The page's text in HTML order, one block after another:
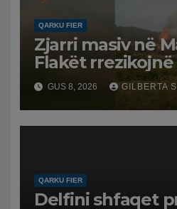
QARKU FIER
Zjarri masiv në
Flakët
Policia evakuon
në Koilac
GUS 8, 2026 GILBERTA
QARKU FIER
Delfini shfaqet